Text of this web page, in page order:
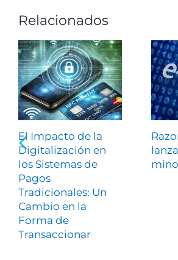
Relacionados
El Impacto de la
Digitalización en
los Sistemas de
Pagos
Tradicionales: Un
Cambio en la
Forma de
Transaccionar